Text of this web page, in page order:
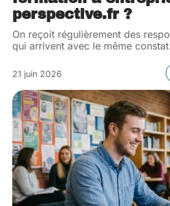
perspective.fr ?
On reçoit régulièrement des
qui arrivent avec le même constat
21 juin 2026